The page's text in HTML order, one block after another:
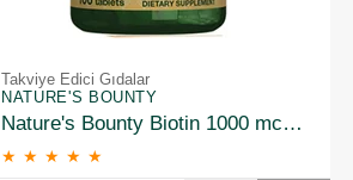
Takviye Edici Gıdalar
NATURE'S BOUNTY
Nature's Bounty Biotin 1000 mcg 100 Tablet 2 Adet
★ ★ ★ ★ ★